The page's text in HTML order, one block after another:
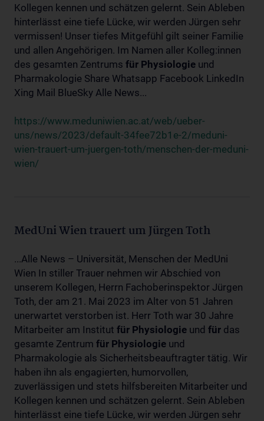
Kollegen kennen und schätzen gelernt. Sein Ableben
hinterlässt eine tiefe Lücke, wir werden Jürgen sehr
vermissen! Unser tiefes Mitgefühl gilt seiner Familie
und allen Angehörigen. Im Namen aller Kolleg:innen
des gesamten Zentrums für Physiologie und
Pharmakologie Share Whatsapp Facebook LinkedIn
Xing Mail BlueSky Alle News...
https://www.meduniwien.ac.at/web/ueber-
uns/news/2023/default-34fee72b1e-2/meduni-
wien-trauert-um-juergen-toth/menschen-der-meduni-
wien/
MedUni Wien trauert um Jürgen Toth
...Alle News – Universität, Menschen der MedUni
Wien In stiller Trauer nehmen wir Abschied von
unserem Kollegen, Herrn Fachoberinspektor Jürgen
Toth, der am 21. Mai 2023 im Alter von 51 Jahren
unerwartet verstorben ist. Herr Toth war 30 Jahre
Mitarbeiter am Institut für Physiologie und für das
gesamte Zentrum für Physiologie und
Pharmakologie als Sicherheitsbeauftragter tätig. Wir
haben ihn als engagierten, humorvollen,
zuverlässigen und stets hilfsbereiten Mitarbeiter und
Kollegen kennen und schätzen gelernt. Sein Ableben
hinterlässt eine tiefe Lücke, wir werden Jürgen sehr